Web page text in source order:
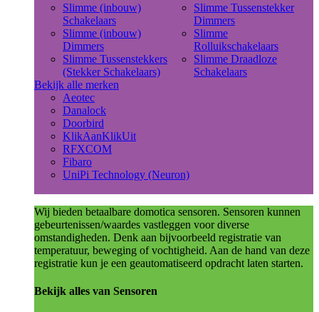
Slimme (inbouw)
Schakelaars
Slimme (inbouw)
Dimmers
Slimme Tussenstekkers
(Stekker Schakelaars)
Slimme Tussenstekker
Dimmers
Slimme
Rolluikschakelaars
Slimme Draadloze
Schakelaars
Bekijk alle merken
Aeotec
Danalock
Doorbird
KlikAanKlikUit
RFXCOM
Fibaro
UniPi Technology (Neuron)
Wij bieden betaalbare domotica sensoren. Sensoren kunnen
gebeurtenissen/waardes vastleggen voor diverse
omstandigheden. Denk aan bijvoorbeeld registratie van
temperatuur, beweging of vochtigheid. Aan de hand van deze
registratie kun je een geautomatiseerd opdracht laten starten.
Bekijk alles van Sensoren